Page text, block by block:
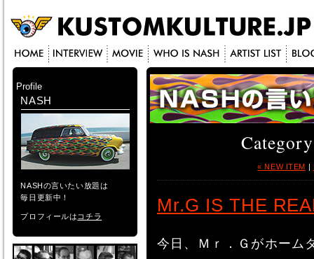
« NEW ITEM |
Mr.G IS THE
今日、Ｍｒ．Ｇがホーム
Profile
NASH
NASHの言いたい放題は
毎日更新中！
プロフィールは コチラ